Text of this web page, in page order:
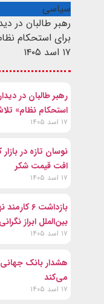
سیاسی
رهبر طالبان در
برای استحکام
۱۷ اسد ۱۴۰۵
رهبر طالبان در
استحکام نظام»
۱۷ اسد ۱۴۰۵
نوسان تازه در
افت قیمت شکر
۱۷ اسد ۱۴۰۵
بازداشت ۶
بین‌الملل ابراز
۱۷ اسد ۱۴۰۵
هشدار بانک
می‌کند
۱۷ اسد ۱۴۰۵